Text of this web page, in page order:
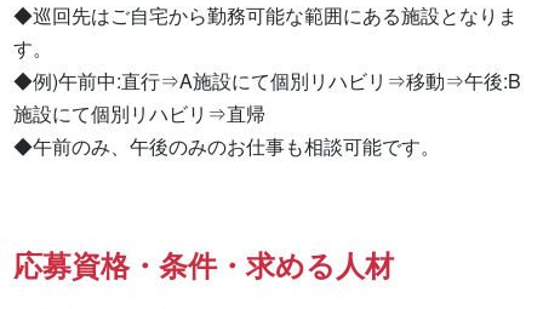
◆巡回先はご自宅から勤務可能な範囲にある施設となりま
す。
◆例)午前中:直行⇒A施設にて個別リハビリ⇒移動⇒午後:B
施設にて個別リハビリ⇒直帰
◆午前のみ、午後のみのお仕事も相談可能です。
応募資格・条件・求める人材